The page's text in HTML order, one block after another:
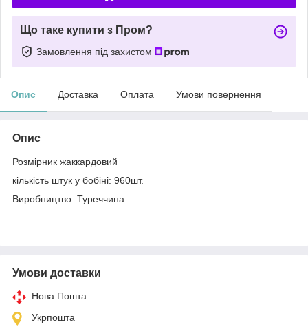
Що таке купити з Пром?
Замовлення під захистом
Опис Доставка Оплата Умови повернення
Опис
Розмірник жаккардовий
кількість штук у бобіні: 960шт.
Виробництво: Туреччина
Умови доставки
Нова Пошта
Укрпошта